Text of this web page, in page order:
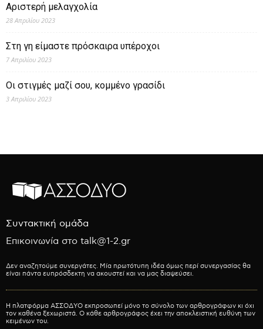
Αριστερή μελαγχολία
28 Απριλίου 2023
Στη γη είμαστε πρόσκαιρα υπέροχοι
7 Απριλίου 2023
Οι στιγμές μαζί σου, κομμένο γρασίδι
3 Απριλίου 2023
Συντακτική ομάδα
Επικοινωνία στο talk@1-2.gr
Δεν αναζητούμε συνεργάτες. Μία πρωτότυπη ιδέα όμως περί συνεργασίας θα
είναι πάντα ευπρόσδεκτη να ακουστεί και να μας διαψεύσει.
Η πλατφόρμα ΑΣΣΟΔΥΟ εκπροσωπεί μόνο το σύνολο των αρθρογράφων κι όχι
τον καθένα ξεχωριστά. Ο κάθε αρθρογράφος έχει την αποκλειστική ευθύνη των
κειμένων του.